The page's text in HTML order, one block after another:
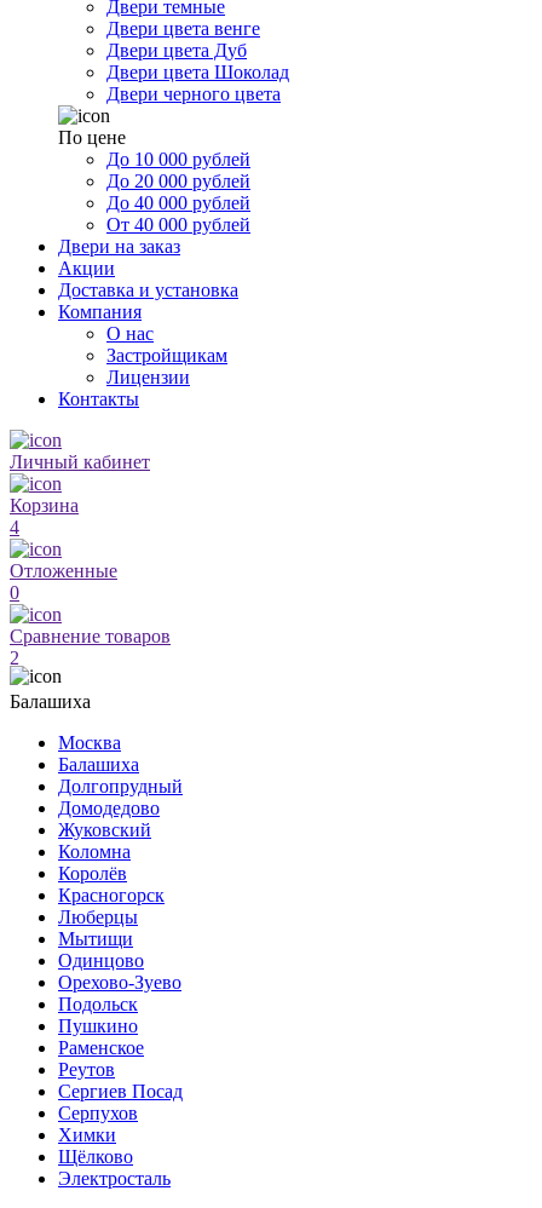
Двери темные
Двери цвета венге
Двери цвета Дуб
Двери цвета Шоколад
Двери черного цвета
По цене
До 10 000 рублей
До 20 000 рублей
До 40 000 рублей
От 40 000 рублей
Двери на заказ
Акции
Доставка и установка
Компания
О нас
Застройщикам
Лицензии
Контакты
Личный кабинет
Корзина
4
Отложенные
0
Сравнение товаров
2
Балашиха
Москва
Балашиха
Долгопрудный
Домодедово
Жуковский
Коломна
Королёв
Красногорск
Люберцы
Мытищи
Одинцово
Орехово-Зуево
Подольск
Пушкино
Раменское
Реутов
Сергиев Посад
Серпухов
Химки
Щёлково
Электросталь